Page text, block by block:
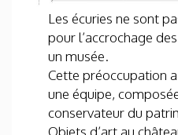
Les écuries ne sont
pour l’accrochage
un musée.
Cette préoccupation
une équipe,
conservateur du
Objets d’art au